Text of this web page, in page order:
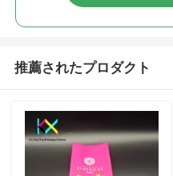
推薦されたプロダクト